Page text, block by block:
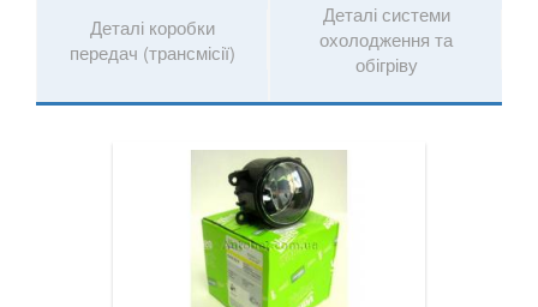
Деталі коробки
передач (трансмісії)
Деталі системи
охолодження та
обігріву